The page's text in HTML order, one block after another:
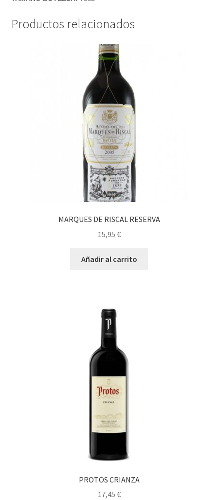
Productos relacionados
MARQUES DE RISCAL RESERVA
15,95 €
Añadir al carrito
PROTOS CRIANZA
17,45 €